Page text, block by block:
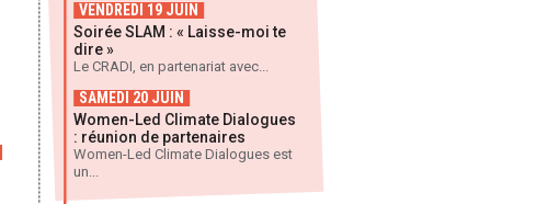
VENDREDI 19 JUIN
Soirée SLAM : « Laisse-moi te
dire »
Le CRADI, en partenariat avec...
SAMEDI 20 JUIN
Women-Led Climate Dialogues
: réunion de partenaires
Women-Led Climate Dialogues est
un...